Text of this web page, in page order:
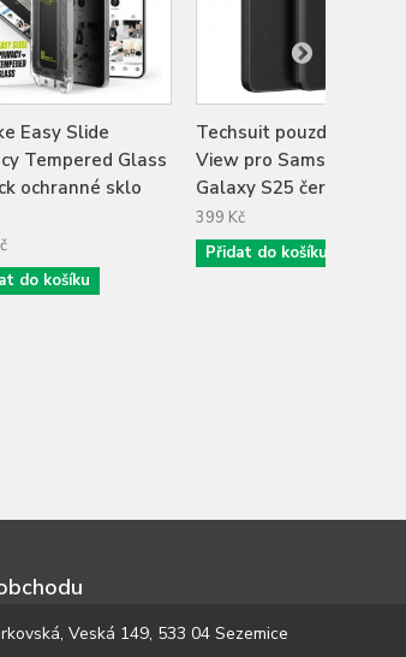
Easy Slide
Tempered Glass
ochranné sklo
do košíku
Techsuit pouzdro Smart
View pro Samsung
Galaxy S25 černé
399 Kč
Přidat do košíku
Veská 149, 533 04 Sezemice